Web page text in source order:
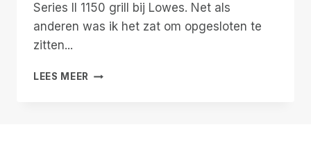
Series II 1150 grill bij Lowes. Net als
anderen was ik het zat om opgesloten te
zitten...
LEES MEER DE